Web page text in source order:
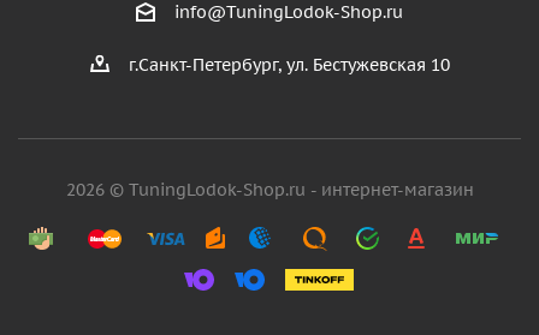
info@TuningLodok-Shop.ru
г.Санкт-Петербург, ул. Бестужевская 10
2026 © TuningLodok-Shop.ru - интернет-магазин